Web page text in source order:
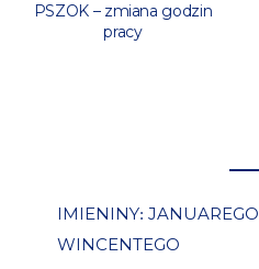
PSZOK – zmiana godzin
pracy
IMIENINY: JANUAREGO
WINCENTEGO